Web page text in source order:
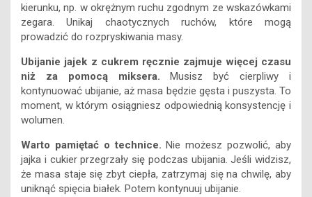
kierunku, np. w okrężnym ruchu zgodnym ze wskazówkami
zegara. Unikaj chaotycznych ruchów, które mogą
prowadzić do rozpryskiwania masy.
Ubijanie jajek z cukrem ręcznie zajmuje więcej czasu
niż za pomocą miksera.Musisz być cierpliwy i
kontynuować ubijanie, aż masa będzie gęsta i puszysta. To
moment, w którym osiągniesz odpowiednią konsystencję i
wolumen.
Warto pamiętać o technice.Nie możesz pozwolić, aby
jajka i cukier przegrzały się podczas ubijania. Jeśli widzisz,
że masa staje się zbyt ciepła, zatrzymaj się na chwilę, aby
uniknąć spięcia białek. Potem kontynuuj ubijanie.